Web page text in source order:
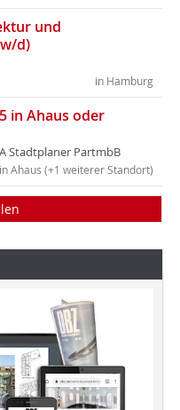
und
d)
in Hamburg
in Ahaus oder
Stadtplaner PartmbB
in Ahaus (+1 weiterer Standort)